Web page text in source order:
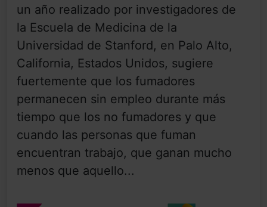
un año realizado por investigadores de
la Escuela de Medicina de la
Universidad de Stanford, en Palo Alto,
California, Estados Unidos, sugiere
fuertemente que los fumadores
permanecen sin empleo durante más
tiempo que los no fumadores y que
cuando las personas que fuman
encuentran trabajo, que ganan mucho
menos que aquello...